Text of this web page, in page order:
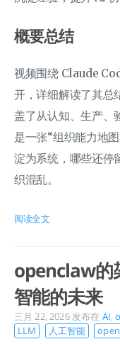
概要总结
视频围绕 Claude
开，详细解读了其
盖了从认知、生产、
是一张“组织能力地
淀为系统，哪些还停
织混乱。
阅读全文
openclaw的
智能的未来
三月 22, 2026 发布在 AI,
LLM
人工智能